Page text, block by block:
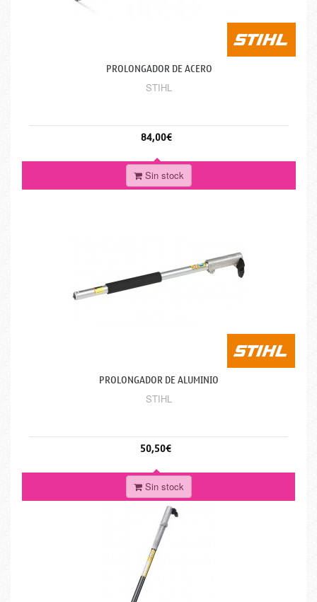
PROLONGADOR DE ACERO
STIHL
84,00€
Sin stock
PROLONGADOR DE ALUMINIO
STIHL
50,50€
Sin stock